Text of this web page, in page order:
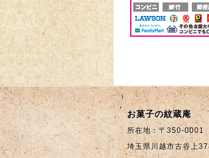
すか？
お菓子の紋蔵庵
所在地：〒350-0001
埼玉県川越市古谷上